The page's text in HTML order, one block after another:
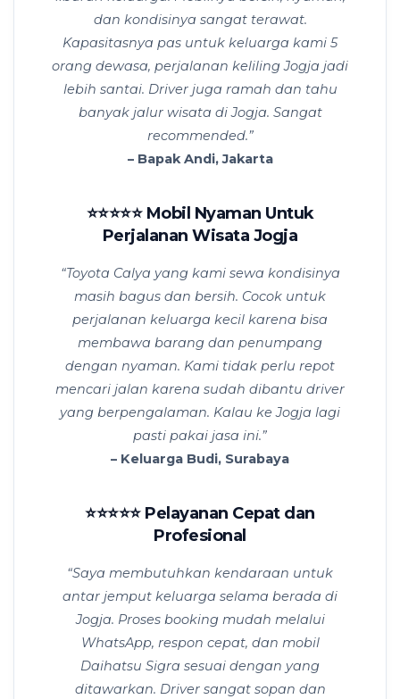
dan kondisinya sangat terawat.
Kapasitasnya pas untuk keluarga kami 5
orang dewasa, perjalanan keliling Jogja jadi
lebih santai. Driver juga ramah dan tahu
banyak jalur wisata di Jogja. Sangat
recommended.”
– Bapak Andi, Jakarta
⭐⭐⭐⭐⭐ Mobil Nyaman Untuk
Perjalanan Wisata Jogja
“Toyota Calya yang kami sewa kondisinya
masih bagus dan bersih. Cocok untuk
perjalanan keluarga kecil karena bisa
membawa barang dan penumpang
dengan nyaman. Kami tidak perlu repot
mencari jalan karena sudah dibantu driver
yang berpengalaman. Kalau ke Jogja lagi
pasti pakai jasa ini.”
– Keluarga Budi, Surabaya
⭐⭐⭐⭐⭐ Pelayanan Cepat dan
Profesional
“Saya membutuhkan kendaraan untuk
antar jemput keluarga selama berada di
Jogja. Proses booking mudah melalui
WhatsApp, respon cepat, dan mobil
Daihatsu Sigra sesuai dengan yang
ditawarkan. Driver sangat sopan dan